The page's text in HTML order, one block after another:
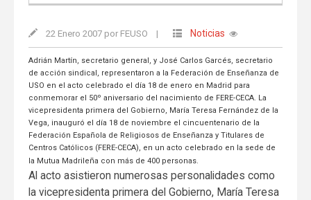
22 Enero 2007 por FEUSO | Noticias
Adrián Martín, secretario general, y José Carlos Garcés, secretario
de acción sindical, representaron a la Federación de Enseñanza de
USO en el acto celebrado el día 18 de enero en Madrid para
conmemorar el 50º aniversario del nacimiento de FERE-CECA. La
vicepresidenta primera del Gobierno, María Teresa Fernández de la
Vega, inauguró el día 18 de noviembre el cincuentenario de la
Federación Española de Religiosos de Enseñanza y Titulares de
Centros Católicos (FERE-CECA), en un acto celebrado en la sede de
la Mutua Madrileña con más de 400 personas.
Al acto asistieron numerosas personalidades como
la vicepresidenta primera del Gobierno, María Teresa